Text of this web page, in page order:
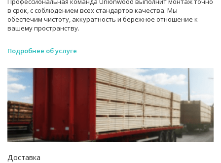
в срок, с соблюдением всех стандартов качества. Мы
обеспечим чистоту, аккуратность и бережное отношение к
вашему пространству.
Подробнее об услуге
Доставка